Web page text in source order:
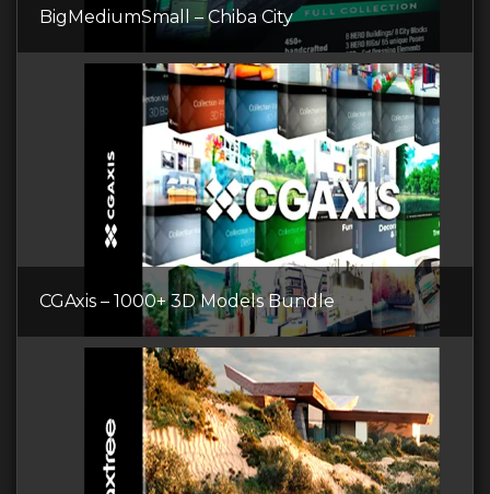
BigMediumSmall – Chiba City
CGAxis – 1000+ 3D Models Bundle